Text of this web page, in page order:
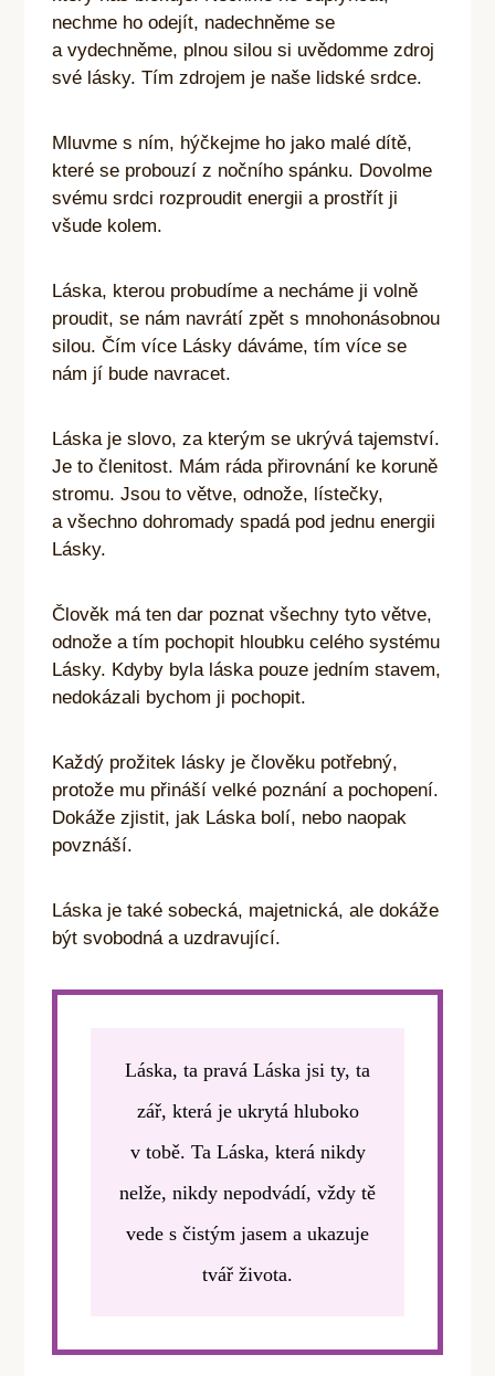
nechme ho odejít, nadechněme se
a vydechněme, plnou silou si uvědomme zdroj
své lásky. Tím zdrojem je naše lidské srdce.
Mluvme s ním, hýčkejme ho jako malé dítě,
které se probouzí z nočního spánku. Dovolme
svému srdci rozproudit energii a prostřít ji
všude kolem.
Láska, kterou probudíme a necháme ji volně
proudit, se nám navrátí zpět s mnohonásobnou
silou. Čím více Lásky dáváme, tím více se
nám jí bude navracet.
Láska je slovo, za kterým se ukrývá tajemství.
Je to členitost. Mám ráda přirovnání ke koruně
stromu. Jsou to větve, odnože, lístečky,
a všechno dohromady spadá pod jednu energii
Lásky.
Člověk má ten dar poznat všechny tyto větve,
odnože a tím pochopit hloubku celého systému
Lásky. Kdyby byla láska pouze jedním stavem,
nedokázali bychom ji pochopit.
Každý prožitek lásky je člověku potřebný,
protože mu přináší velké poznání a pochopení.
Dokáže zjistit, jak Láska bolí, nebo naopak
povznáší.
Láska je také sobecká, majetnická, ale dokáže
být svobodná a uzdravující.
Láska, ta pravá Láska jsi ty, ta
zář, která je ukrytá hluboko
v tobě. Ta Láska, která nikdy
nelže, nikdy nepodvádí, vždy tě
vede s čistým jasem a ukazuje
tvář života.